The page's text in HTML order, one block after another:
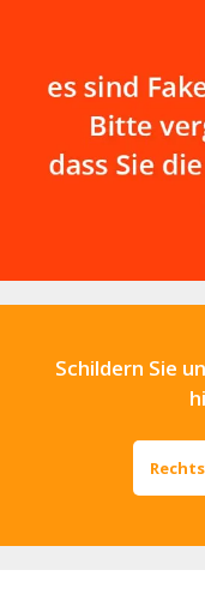
Schildern Sie